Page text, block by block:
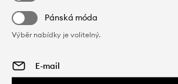
Pánská móda
Výběr nabídky je volitelný.